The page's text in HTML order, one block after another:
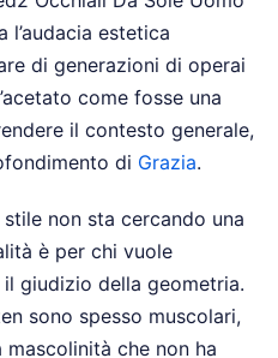
l’audacia estetica
di generazioni di operai
come fosse una
il contesto generale,
di Grazia.
stile non sta cercando una
è per chi vuole
giudizio della geometria.
sono spesso muscolari,
che non ha